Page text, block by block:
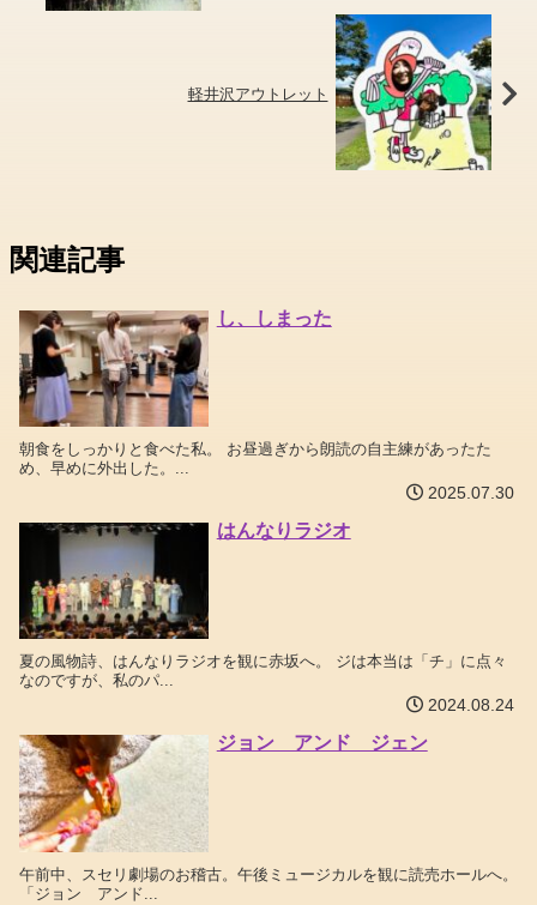
軽井沢アウトレット
関連記事
し、しまった
朝食をしっかりと食べた私。 お昼過ぎから朗読の自主練があったた
め、早めに外出した。...
2025.07.30
はんなりラジオ
夏の風物詩、はんなりラジオを観に赤坂へ。 ジは本当は「チ」に点々
なのですが、私のパ...
2024.08.24
ジョン アンド ジェン
午前中、スセリ劇場のお稽古。午後ミュージカルを観に読売ホールへ。
「ジョン アンド...